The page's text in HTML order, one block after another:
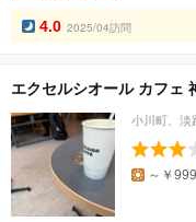
4.0 2025/04訪問
エクセルシオール カフェ
小川町、淡
～￥999